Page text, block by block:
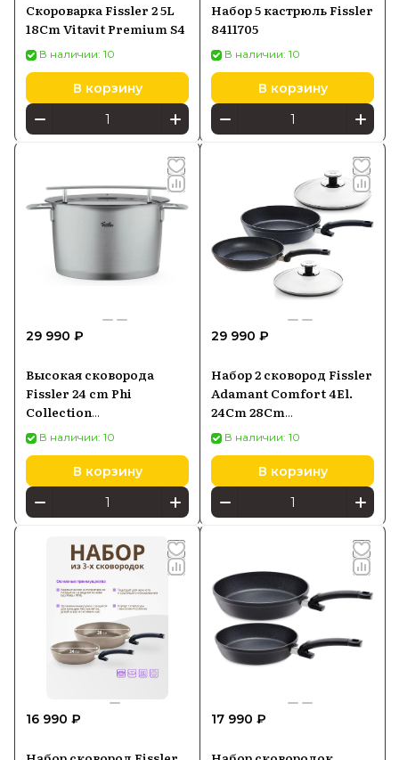
Скороварка Fissler 2 5L
18Cm Vitavit Premium S4
В наличии: 10
В корзину
Набор 5 кастрюль Fissler
8411705
В наличии: 10
В корзину
29 990 ₽
Высокая сковорода
Fissler 24 cm Phi
Collection
(016103240000)
В наличии: 10
В корзину
29 990 ₽
Набор 2 сковород Fissler
Adamant Comfort 4El.
24Cm 28Cm
(157304040000)
В наличии: 10
В корзину
16 990 ₽ 17 990 ₽